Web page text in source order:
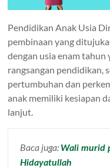
Pendidikan Anak Usia
pembinaan yang
dengan usia enam
rangsangan pendidikan,
pertumbuhan dan
anak memiliki kesiapan
lanjut.
Baca juga: Wali murid
Hidayatullah